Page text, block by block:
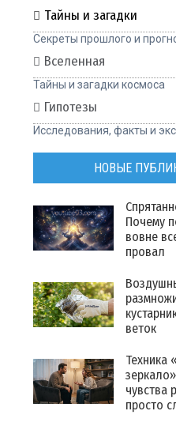
Тайны и загадки
Секреты прошлого и
Вселенная
Тайны и загадки космоса
Гипотезы
Исследования, факты и
НОВЫЕ
Почему
вовне
провал
веток
Техника
чувства
просто